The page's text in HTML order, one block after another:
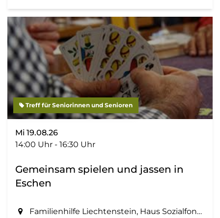
Treff für Seniorinnen und Senioren
Mi 19.08.26
14:00 Uhr - 16:30 Uhr
Gemeinsam spielen und jassen in
Eschen
Familienhilfe Liechtenstein, Haus Sozialfonds, St. Martinsring 73 in Eschen